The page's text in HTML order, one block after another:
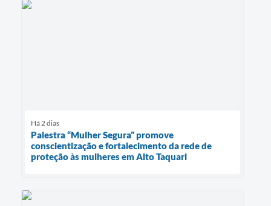
Há 2 dias
Palestra “Mulher Segura” promove
conscientização e fortalecimento da rede de
proteção às mulheres em Alto Taquari